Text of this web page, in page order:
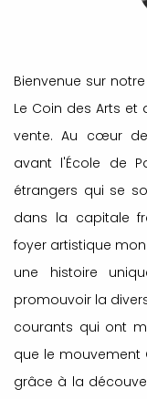
Bienvenue sur
Le Coin des Arts
vente. Au cœur
avant l'École de
étrangers qui se
dans la capitale
foyer artistique
une histoire
promouvoir la
courants qui ont
que le mouvement
grâce à la